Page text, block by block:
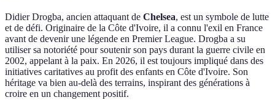
Didier Drogba, ancien attaquant de Chelsea, est un symbole de lutte
et de défi. Originaire de la Côte d'Ivoire, il a connu l'exil en France
avant de devenir une légende en Premier League. Drogba a su
utiliser sa notoriété pour soutenir son pays durant la guerre civile en
2002, appelant à la paix. En 2026, il est toujours impliqué dans des
initiatives caritatives au profit des enfants en Côte d'Ivoire. Son
héritage va bien au-delà des terrains, inspirant des générations à
croire en un changement positif.